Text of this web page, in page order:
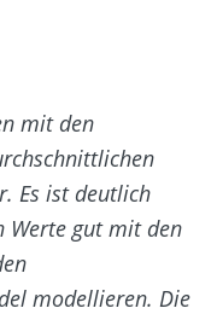
mit den
Es ist deutlich
Werte gut mit den
modellieren. Die